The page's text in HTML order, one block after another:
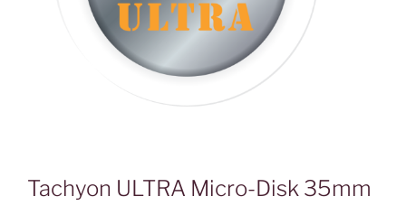
Tachyon ULTRA Micro-Disk 35mm